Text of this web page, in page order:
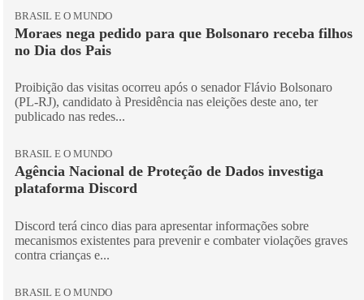
BRASIL E O MUNDO
Moraes nega pedido para que Bolsonaro receba filhos
no Dia dos Pais
Proibição das visitas ocorreu após o senador Flávio Bolsonaro
(PL-RJ), candidato à Presidência nas eleições deste ano, ter
publicado nas redes...
BRASIL E O MUNDO
Agência Nacional de Proteção de Dados investiga
plataforma Discord
Discord terá cinco dias para apresentar informações sobre
mecanismos existentes para prevenir e combater violações graves
contra crianças e...
BRASIL E O MUNDO